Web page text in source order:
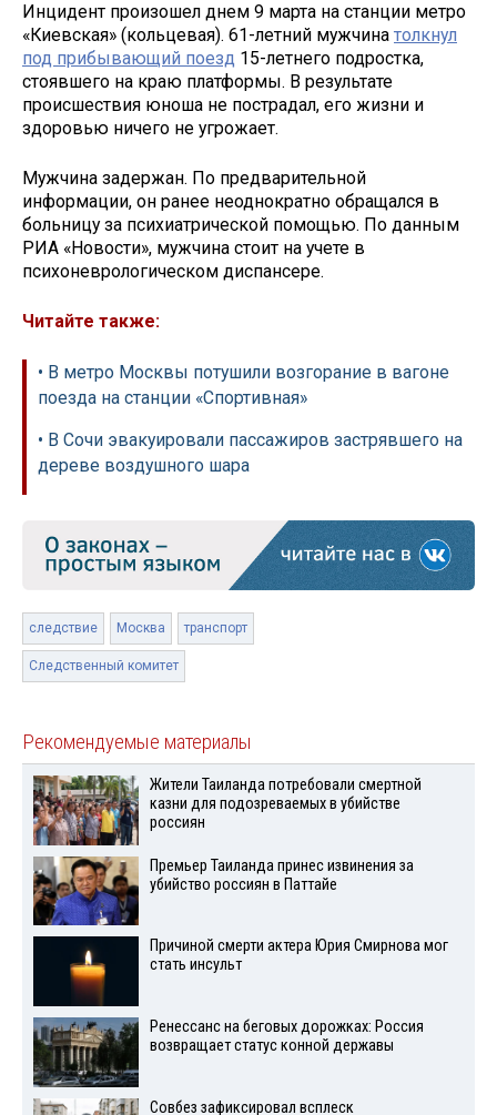
Инцидент произошел днем 9 марта на станции метро
«Киевская» (кольцевая). 61-летний мужчина толкнул
под прибывающий поезд 15-летнего подростка,
стоявшего на краю платформы. В результате
происшествия юноша не пострадал, его жизни и
здоровью ничего не угрожает.
Мужчина задержан. По предварительной
информации, он ранее неоднократно обращался в
больницу за психиатрической помощью. По данным
РИА «Новости», мужчина стоит на учете в
психоневрологическом диспансере.
Читайте также:
• В метро Москвы потушили возгорание в вагоне
поезда на станции «Спортивная»
• В Сочи эвакуировали пассажиров застрявшего на
дереве воздушного шара
следствие Москва транспорт
Следственный комитет
Рекомендуемые материалы
Жители Таиланда потребовали смертной
казни для подозреваемых в убийстве
россиян
Премьер Таиланда принес извинения за
убийство россиян в Паттайе
Причиной смерти актера Юрия Смирнова мог
стать инсульт
Ренессанс на беговых дорожках: Россия
возвращает статус конной державы
Совбез зафиксировал всплеск